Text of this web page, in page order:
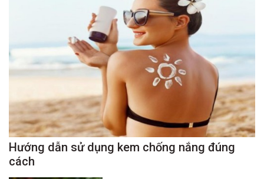
Hướng dẫn sử dụng kem chống nắng đúng
cách